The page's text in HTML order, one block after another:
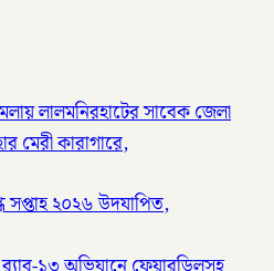
লালমনিরহাটের সাবেক জেলা
মেরী কারাগারে,
সপ্তাহ ২০২৬ উদযাপিত,